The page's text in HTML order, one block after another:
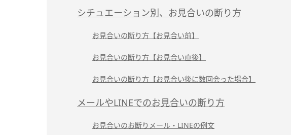
シチュエーション別、お見合いの断り方
お見合いの断り方【お見合い前】
お見合いの断り方【お見合い直後】
お見合いの断り方【お見合い後に数回会った場合】
メールやLINEでのお見合いの断り方
お見合いのお断りメール・LINEの例文